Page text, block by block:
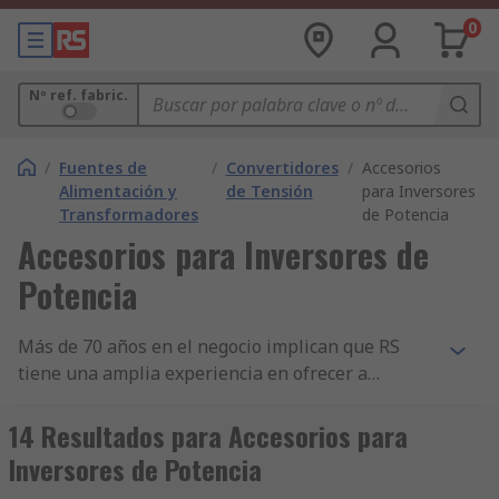
0
Nº ref. fabric.
/ Fuentes de
Alimentación y
Transformadores
/ Convertidores
de Tensión
/ Accesorios
para Inversores
de Potencia
Accesorios para Inversores de
Potencia
Más de 70 años en el negocio implican que RS
tiene una amplia experiencia en ofrecer a
Accesorios para inversores de potencia. Ahora
apoyamos a ingenieros de todo el mundo,
distribuyendo componentes de Accesorios para
14 Resultados para Accesorios para
Inversores de Potencia